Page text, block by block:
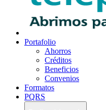
Portafolio
Ahorros
Créditos
Beneficios
Convenios
Formatos
PQRS